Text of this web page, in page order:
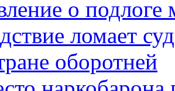
о
ломает
оборотней